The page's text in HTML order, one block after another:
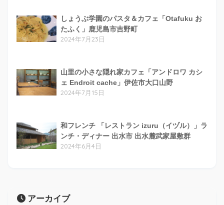
しょうぶ学園のパスタ＆カフェ「Otafuku お
たふく」鹿児島市吉野町
2024年7月23日
山里の小さな隠れ家カフェ「アンドロワ カシ
ェ Endroit cache」伊佐市大口山野
2024年7月15日
和フレンチ 「レストラン izuru（イヅル）」ラ
ンチ・ディナー 出水市 出水麓武家屋敷群
2024年6月4日
アーカイブ